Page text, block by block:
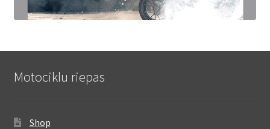
Motociklu riepas
Shop